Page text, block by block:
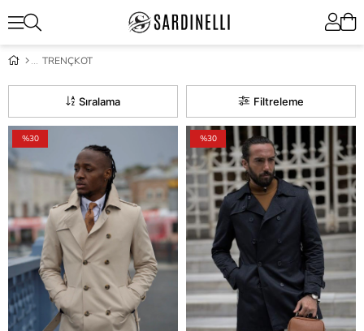
TRENÇKOT
Filtreleme
Sıralama
%30 %30